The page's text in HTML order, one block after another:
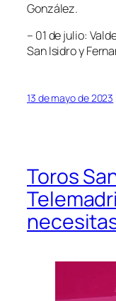
González.
– 01 de julio:
San Isidro y
13 de mayo de 2023
Toros